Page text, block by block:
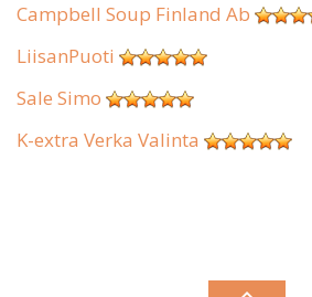
Campbell Soup Finland Ab
LiisanPuoti
Sale Simo
K-extra Verka Valinta